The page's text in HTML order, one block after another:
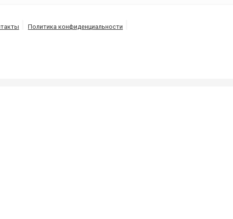
Политика конфиденциальности
трубопроводов под высоким давлением потоком воды
минут в г. Болган.